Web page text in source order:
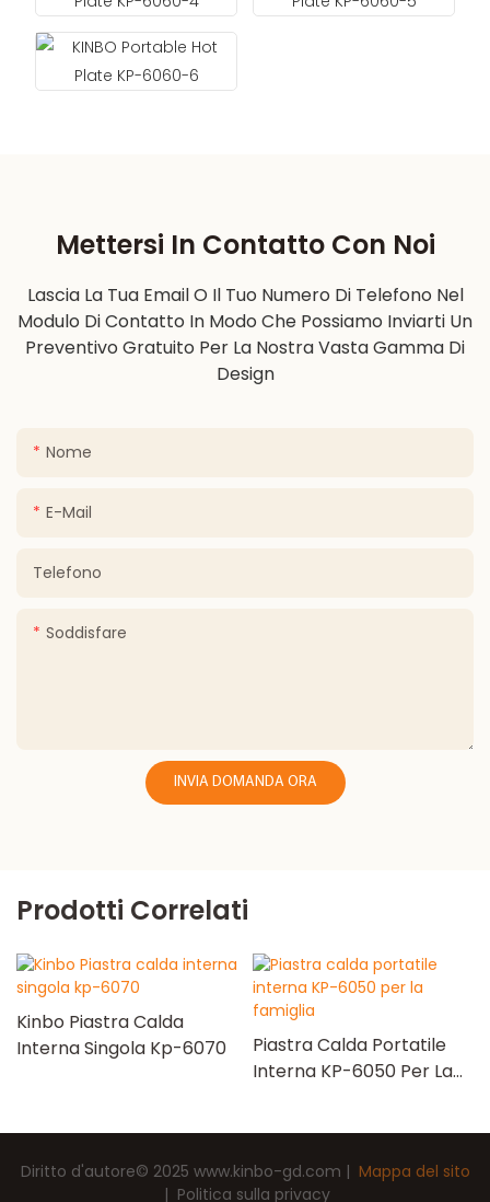
Mettersi In Contatto Con Noi
Lascia La Tua Email O Il Tuo Numero Di Telefono Nel
Modulo Di Contatto In Modo Che Possiamo Inviarti Un
Preventivo Gratuito Per La Nostra Vasta Gamma Di
Design
Nome
E-Mail
Telefono
Soddisfare
INVIA DOMANDA ORA
Prodotti Correlati
Kinbo Piastra Calda
Interna Singola Kp-6070
Piastra Calda Portatile
Interna KP-6050 Per La
Diritto d'autore© 2025 www.kinbo-gd.com | Mappa del sito
| Politica sulla privacy